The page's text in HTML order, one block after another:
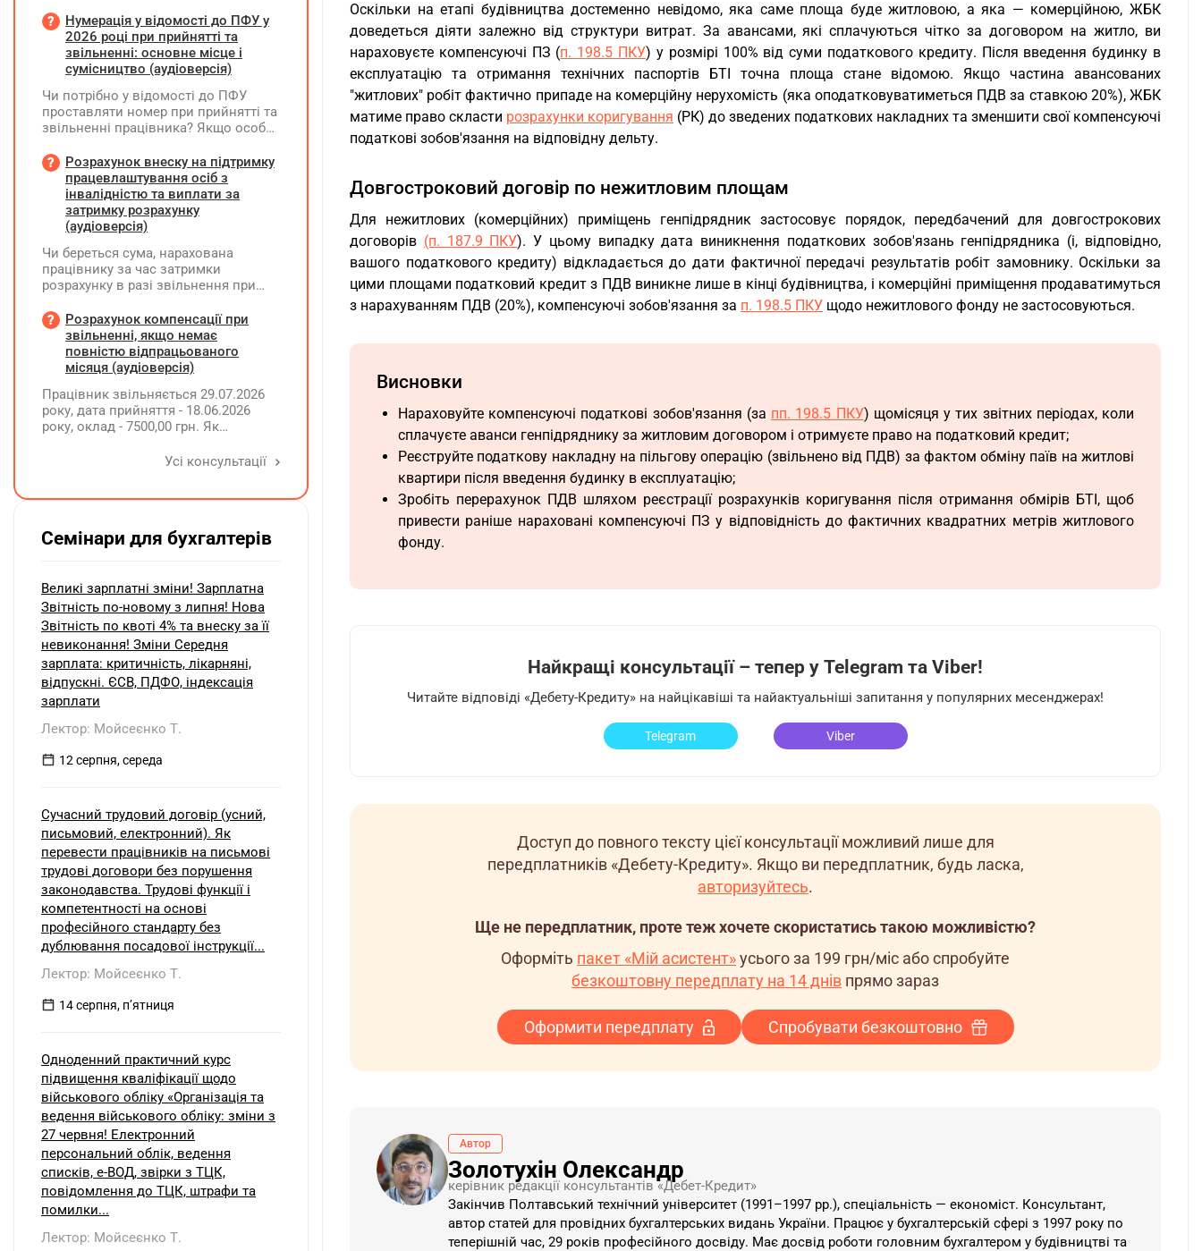
Оскільки на етапі будівництва достеменно невідомо, яка саме площа буде житловою, а яка — комерційною, ЖБК
доведеться діяти залежно від структури витрат. За авансами, які сплачуються чітко за договором на житло, ви
нараховуєте компенсуючі ПЗ (п. 198.5 ПКУ) у розмірі 100% від суми податкового кредиту. Після введення будинку в
експлуатацію та отримання технічних паспортів БТІ точна площа стане відомою. Якщо частина авансованих
"житлових" робіт фактично припаде на комерційну нерухомість (яка оподатковуватиметься ПДВ за ставкою 20%), ЖБК
матиме право скласти розрахунки коригування (РК) до зведених податкових накладних та зменшити свої компенсуючі
податкові зобов'язання на відповідну дельту.
Довгостроковий договір по нежитловим площам
Для нежитлових (комерційних) приміщень генпідрядник застосовує порядок, передбачений для довгострокових
договорів (п. 187.9 ПКУ). У цьому випадку дата виникнення податкових зобов'язань генпідрядника (і, відповідно,
вашого податкового кредиту) відкладається до дати фактичної передачі результатів робіт замовнику. Оскільки за
цими площами податковий кредит з ПДВ виникне лише в кінці будівництва, і комерційні приміщення продаватимуться
з нарахуванням ПДВ (20%), компенсуючі зобов'язання за п. 198.5 ПКУ щодо нежитлового фонду не застосовуються.
Висновки
Нараховуйте компенсуючі податкові зобов'язання (за пп. 198.5 ПКУ) щомісяця у тих звітних періодах, коли
сплачуєте аванси генпідряднику за житловим договором і отримуєте право на податковий кредит;
Реєструйте податкову накладну на пільгову операцію (звільнено від ПДВ) за фактом обміну паїв на житлові
квартири після введення будинку в експлуатацію;
Зробіть перерахунок ПДВ шляхом реєстрації розрахунків коригування після отримання обмірів БТІ, щоб
привести раніше нараховані компенсуючі ПЗ у відповідність до фактичних квадратних метрів житлового
фонду.
Найкращі консультації – тепер у Telegram та Viber!
Читайте відповіді «Дебету-Кредиту» на найцікавіші та найактуальніші запитання у популярних месенджерах!
Telegram Viber
Доступ до повного тексту цієї консультації можливий лише для
передплатників «Дебету-Кредиту». Якщо ви передплатник, будь ласка,
авторизуйтесь.
Ще не передплатник, проте теж хочете скористатись такою можливістю?
Оформіть пакет «Мій асистент»усього за 199 грн/міс або спробуйте
безкоштовну передплату на 14 днів прямо зараз
Оформити передплату Спробувати безкоштовно
Автор
Золотухін Олександр
керівник редакції консультантів «Дебет-Кредит»
Закінчив Полтавський технічний університет (1991–1997 рр.), спеціальність — економіст. Консультант,
автор статей для провідних бухгалтерських видань України. ​Працює у бухгалтерській сфері з 1997 року по
теперішній час, 29 років професійного досвіду. Має досвід роботи головним бухгалтером у будівництві та
збереження заробітної плати під час
призупинення діяльності
підприємства?
Нумерація у відомості до ПФУ у
2026 році при прийнятті та
звільненні: основне місце і
сумісництво (аудіоверсія)
Чи потрібно у відомості до ПФУ
проставляти номер при прийнятті та
звільненні працівника? Якщо особа
місцем роботи та за сумісництвом,
чи рахується це як два роботодавці?
Розрахунок внеску на підтримку
працевлаштування осіб з
інвалідністю та виплати за
затримку розрахунку
(аудіоверсія)
Чи береться сума, нарахована
працівнику за час затримки
розрахунку в разі звільнення при
заробітної плати (винагороди), для
розрахунку внеску на підтримку
працевлаштування осіб з
інвалідністю?
Розрахунок компенсації при
звільненні, якщо немає
повністю відпрацьованого
місяця (аудіоверсія)
Працівник звільняється 29.07.2026
року, дата прийняття - 18.06.2026
року, оклад - 7500,00 грн. Як
невикористаних днів відпустки при
Усі консультації
Семінари для бухгалтерів
Великі зарплатні зміни! Зарплатна
Звітність по-новому з липня! Нова
Звітність по квоті 4% та внеску за її
невиконання! Зміни Середня
зарплата: критичність, лікарняні,
відпускні. ЄСВ, ПДФО, індексація
зарплати
Лектор: Мойсеєнко Т.
12 серпня, середа
Сучасний трудовий договір (усний,
письмовий, електронний). Як
перевести працівників на письмові
трудові договори без порушення
законодавства. Трудові функції і
компетентності на основі
професійного стандарту без
дублювання посадової інструкції...
Лектор: Мойсеєнко Т.
14 серпня, пʼятниця
Одноденний практичний курс
підвищення кваліфікації щодо
військового обліку «Організація та
ведення військового обліку: зміни з
27 червня! Електронний
персональний облік, ведення
списків, е-ВОД, звірки з ТЦК,
повідомлення до ТЦК, штрафи та
помилки...
Лектор: Мойсеєнко Т.